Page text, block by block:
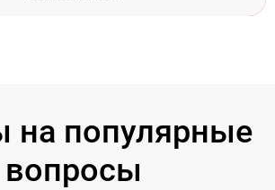
на популярные
вопросы